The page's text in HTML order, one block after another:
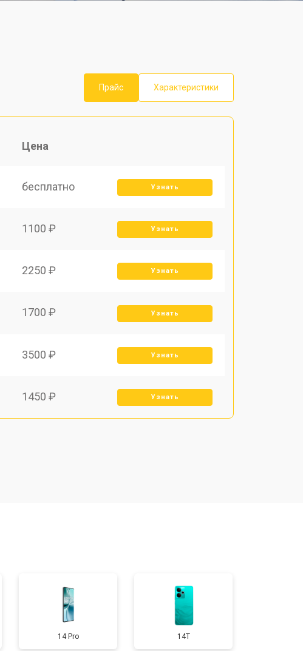
Прайс
Характеристики
Цена
бесплатно Узнать
1100 ₽ Узнать
2250 ₽ Узнать
1700 ₽ Узнать
3500 ₽ Узнать
1450 ₽ Узнать
Узнать
2700 ₽ Узнать
14 Pro 14T